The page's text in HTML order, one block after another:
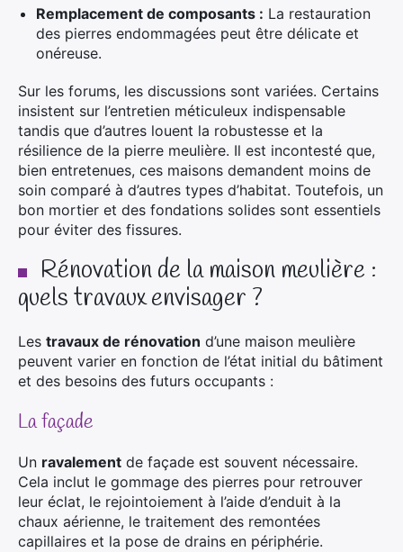
Remplacement de composants : La restauration
des pierres endommagées peut être délicate et
onéreuse.
Sur les forums, les discussions sont variées. Certains
insistent sur l’entretien méticuleux indispensable
tandis que d’autres louent la robustesse et la
résilience de la pierre meulière. Il est incontesté que,
bien entretenues, ces maisons demandent moins de
soin comparé à d’autres types d’habitat. Toutefois, un
bon mortier et des fondations solides sont essentiels
pour éviter des fissures.
Rénovation de la maison meulière :
quels travaux envisager ?
Les travaux de rénovation d’une maison meulière
peuvent varier en fonction de l’état initial du bâtiment
et des besoins des futurs occupants :
La façade
Un ravalement de façade est souvent nécessaire.
Cela inclut le gommage des pierres pour retrouver
leur éclat, le rejointoiement à l’aide d’enduit à la
chaux aérienne, le traitement des remontées
capillaires et la pose de drains en périphérie.